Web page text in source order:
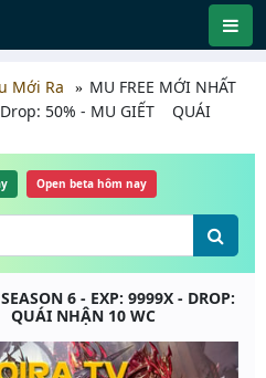
Mới Ra
MU FREE MỚI NHẤT
50% - MU GIẾT QUÁI
Open beta hôm nay
6 - EXP: 9999X - DROP:
NHẬN 10 WC